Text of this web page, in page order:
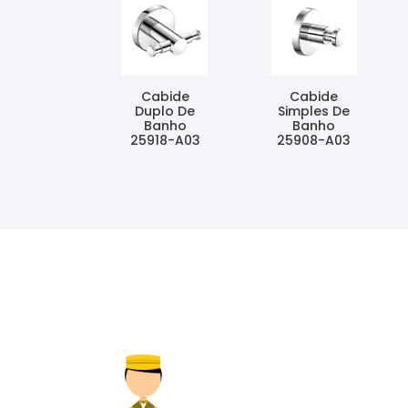
Cabide
Duplo De
Banho
25918-A03
Cabide
Simples De
Banho
25908-A03